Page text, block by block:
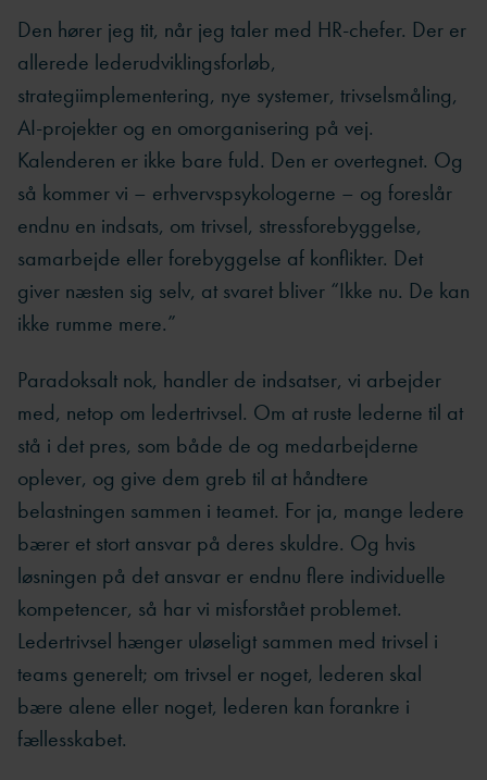
Den hører jeg tit, når jeg taler med HR-chefer. Der er
allerede lederudviklingsforløb,
strategiimplementering, nye systemer, trivselsmåling,
AI-projekter og en omorganisering på vej.
Kalenderen er ikke bare fuld. Den er overtegnet. Og
så kommer vi – erhvervspsykologerne – og foreslår
endnu en indsats, om trivsel, stressforebyggelse,
samarbejde eller forebyggelse af konflikter. Det
giver næsten sig selv, at svaret bliver “Ikke nu. De kan
ikke rumme mere.”
Paradoksalt nok, handler de indsatser, vi arbejder
med, netop om ledertrivsel. Om at ruste lederne til at
stå i det pres, som både de og medarbejderne
oplever, og give dem greb til at håndtere
belastningen sammen i teamet. For ja, mange ledere
bærer et stort ansvar på deres skuldre. Og hvis
løsningen på det ansvar er endnu flere individuelle
kompetencer, så har vi misforstået problemet.
Ledertrivsel hænger uløseligt sammen med trivsel i
teams generelt; om trivsel er noget, lederen skal
bære alene eller noget, lederen kan forankre i
fællesskabet.